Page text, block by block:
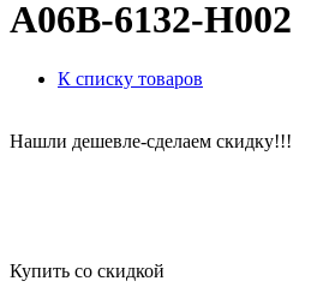
A06B-6132-H002
К списку товаров
Нашли дешевле-сделаем скидку!!!
Купить со скидкой